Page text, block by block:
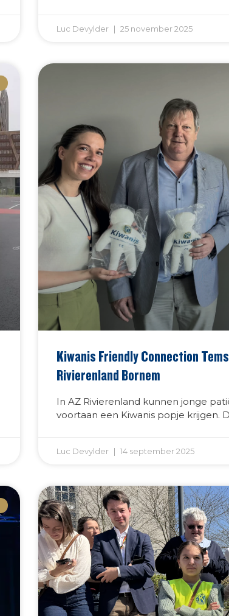
Luc Devylder 25 november 2025
Kiwanis Friendly Connection
Rivierenland Bornem
In AZ Rivierenland kunnen jonge
voortaan een Kiwanis popje krijgen.
Luc Devylder 14 september 2025